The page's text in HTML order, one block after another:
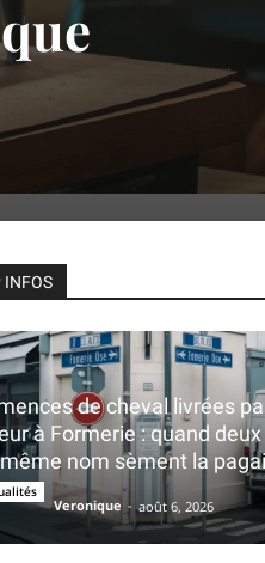
INFOS
de cheval livrées
à Formerie : quand
nom sèment la
Veronique - août 6, 2026